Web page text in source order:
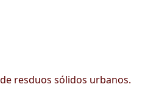
resduos sólidos urbanos.